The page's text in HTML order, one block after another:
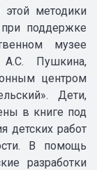
методики
поддержке
музее
А.С. Пушкина,
центром
Дети,
в книге под
детских работ
В помощь
разработки